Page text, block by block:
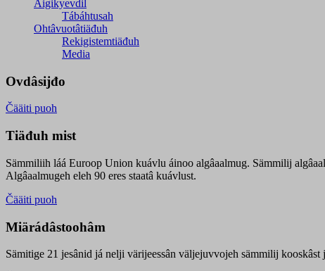
Äigikyevdil
Tábáhtusah
Ohtâvuotâtiäđuh
Rekigistemtiäđuh
Media
Ovdâsijđo
Čääiti puoh
Tiäđuh mist
Sämmiliih láá Euroop Union kuávlu áinoo algâaalmug. Sämmilij
Algâaalmugeh eleh 90 eres staatâ kuávlust.
Čääiti puoh
Miärádâstoohâm
Sämitige 21 jesânid já nelji värijeessân väljejuvvojeh sämmilij